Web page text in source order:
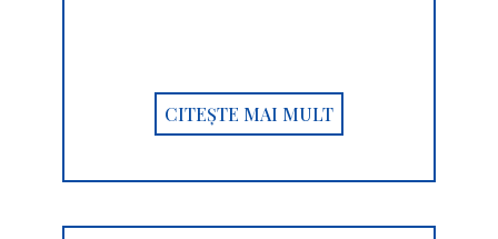
CITEȘTE MAI MULT